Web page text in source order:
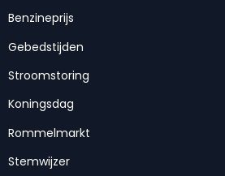
Benzineprijs
Gebedstijden
Stroomstoring
Koningsdag
Rommelmarkt
Stemwijzer